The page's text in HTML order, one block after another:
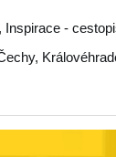
-
,